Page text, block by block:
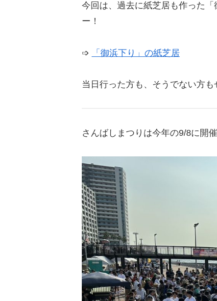
今回は、過去に紙芝居も作った
ー！
➩ 「御浜下り」の紙芝居
当日行った方も、そうでない方
さんばしまつりは今年の9/8に開